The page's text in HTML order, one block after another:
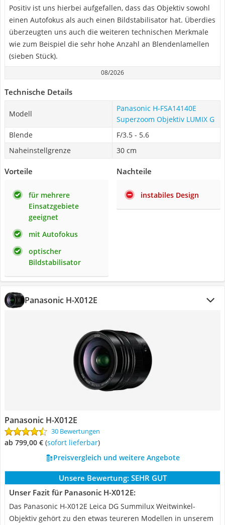
Positiv ist uns hierbei aufgefallen, dass das Objektiv sowohl
einen Autofokus als auch einen Bildstabilisator hat. Überdies
überzeugten uns auch die weiteren technischen Merkmale
wie zum Beispiel die sehr hohe Anzahl an Blendenlamellen
(sieben Stück).
08/2026
Technische Details
Modell
Panasonic H-FSA14140E
Superzoom Objektiv LUMIX G
Blende
F/3.5 - 5.6
Naheinstellgrenze
30 cm
Vorteile
für mehrere
Einsatzgebiete
geeignet
mit Autofokus
optischer
Bildstabilisator
Nachteile
instabiles Design
Panasonic H-X012E
Panasonic H-X012E
30 Bewertungen
ab 799,00 € ( Sofort lieferbar)
Preisvergleich und weitere Angebote
Unsere Bewertung: SEHR GUT
Unser Fazit für Panasonic H-X012E:
Das Panasonic H-X012E Leica DG Summilux Weitwinkel-
Objektiv gehört zu den etwas teureren Modellen in unserem